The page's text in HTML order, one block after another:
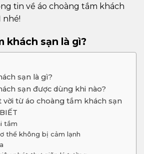
tin về áo choàng tắm khách
nhé!
khách sạn là gì?
sạn là gì?
sạn được dùng khi nào?
từ áo choàng tắm khách sạn
tắm
thể không bị cảm lạnh